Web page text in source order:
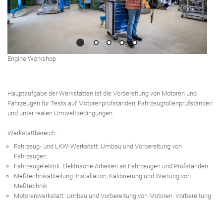
Engine Workshop
Hauptaufgabe der Werkstätten ist die Vorbereitung von Motoren und
Fahrzeugen für Tests auf Motorenprüfständen, Fahrzeugrollenprüfständen
und unter realen Umweltbedingungen.
Werkstattbereich:
Fahrzeug- und LKW-Werkstatt: Umbau und Vorbereitung von
Fahrzeugen.
Fahrzeugelektrik: Elektrische Arbeiten an Fahrzeugen und Prüfständen.
Meßtechnikabteilung: Installation, Kalibrierung und Wartung von
Meßtechnik.
Motorenwerkstatt: Umbau und Vorbereitung von Motoren. Vorbereitung